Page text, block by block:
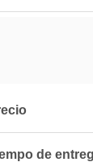
de